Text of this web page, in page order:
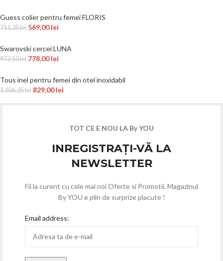
Guess colier pentru femei FLORIS
711,25lei 569,00lei
Swarovski cercei LUNA
972,50lei 778,00lei
Tous inel pentru femei din otel inoxidabil
1.036,25lei 829,00lei
TOT CE E NOU LA By YOU
INREGISTRAȚI-VĂ LA
NEWSLETTER
Fii la curent cu cele mai noi Oferte si Promotii. Magazinul
By YOU e plin de surprize placute !
Email address: